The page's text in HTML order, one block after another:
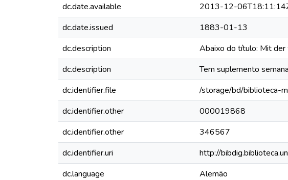
dc.date.available
2013-12-
dc.date.issued
1883-01-13
dc.description
Abaixo do título: Mit
dc.description
Tem suplemento
dc.identifier.file
/storage/bd/biblioteca-
dc.identifier.other
000019868
dc.identifier.other
346567
dc.identifier.uri
http://
dc.language
Alemão